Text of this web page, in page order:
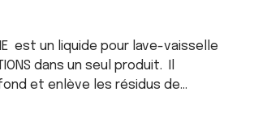
est un liquide pour lave-vaisselle
dans un seul produit. Il
et enlève les résidus de